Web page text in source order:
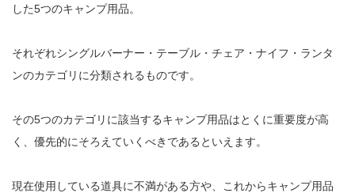
した5つのキャンプ用品。
それぞれシングルバーナー・テーブル・チェア・ナイフ・ランタ
ンのカテゴリに分類されるものです。
その5つのカテゴリに該当するキャンプ用品はとくに重要度が高
く、優先的にそろえていくべきであるといえます。
現在使用している道具に不満がある方や、これからキャンプ用品